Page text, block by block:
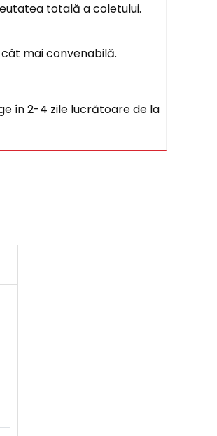
totală a coletului.
mai convenabilă.
în 2-4 zile lucrătoare de la